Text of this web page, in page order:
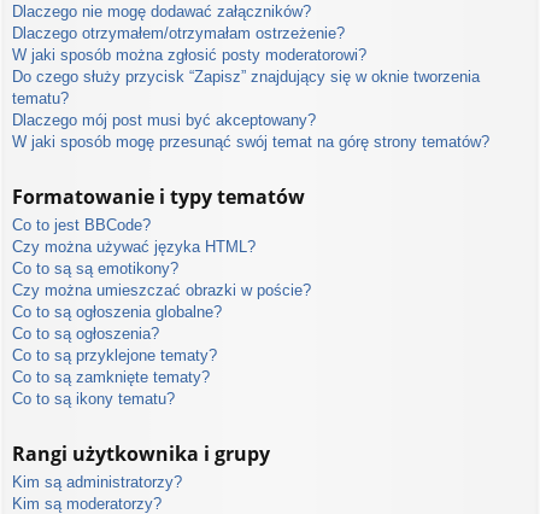
Dlaczego nie mogę dodawać załączników?
Dlaczego otrzymałem/otrzymałam ostrzeżenie?
W jaki sposób można zgłosić posty moderatorowi?
Do czego służy przycisk “Zapisz” znajdujący się w oknie tworzenia
tematu?
Dlaczego mój post musi być akceptowany?
W jaki sposób mogę przesunąć swój temat na górę strony tematów?
Formatowanie i typy tematów
Co to jest BBCode?
Czy można używać języka HTML?
Co to są są emotikony?
Czy można umieszczać obrazki w poście?
Co to są ogłoszenia globalne?
Co to są ogłoszenia?
Co to są przyklejone tematy?
Co to są zamknięte tematy?
Co to są ikony tematu?
Rangi użytkownika i grupy
Kim są administratorzy?
Kim są moderatorzy?